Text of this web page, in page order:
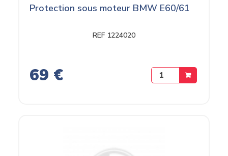
Protection sous moteur BMW E60/61
REF 1224020
69 €